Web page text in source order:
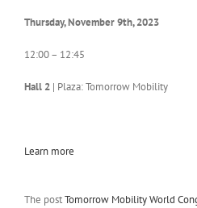
Thursday, November 9th, 2023
12:00 – 12:45
Hall 2 | Plaza: Tomorrow Mobility
Learn more
The postTomorrow Mobility World